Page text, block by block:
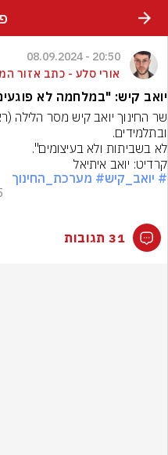
20:50 - 08.09.2024
אורי סלע - כתב אזור
יואב קיש: "במלחמה לא
‏לא בשביתות ולא בעיצומים".
קרדיט: יואב איתיאל
# יואב_קיש# מערכת_החינוך
31 תגובות